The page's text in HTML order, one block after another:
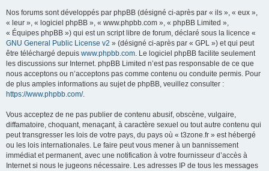
Nos forums sont développés par phpBB (désigné ci-après par « ils », « eux »,
« leur », « logiciel phpBB », « www.phpbb.com », « phpBB Limited »,
« Équipes phpBB ») qui est un script libre de forum, déclaré sous la licence «
GNU General Public License v2 » (désigné ci-après par « GPL ») et qui peut
être téléchargé depuis www.phpbb.com. Le logiciel phpBB facilite seulement
les discussions sur Internet. phpBB Limited n’est pas responsable de ce que
nous acceptons ou n’acceptons pas comme contenu ou conduite permis. Pour
de plus amples informations au sujet de phpBB, veuillez consulter :
https://www.phpbb.com/.
Vous acceptez de ne pas publier de contenu abusif, obscène, vulgaire,
diffamatoire, choquant, menaçant, à caractère sexuel ou tout autre contenu qui
peut transgresser les lois de votre pays, du pays où « t3zone.fr » est hébergé
ou les lois internationales. Le faire peut vous mener à un bannissement
immédiat et permanent, avec une notification à votre fournisseur d’accès à
Internet si nous le jugeons nécessaire. Les adresses IP de tous les messages